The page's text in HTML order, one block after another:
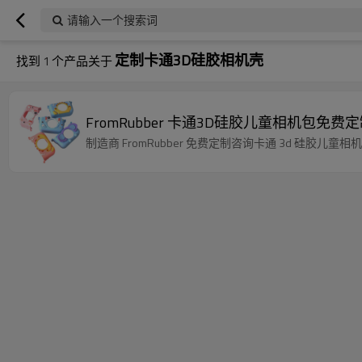
请输入一个搜索词
找到 1 个产品关于定制卡通3D硅胶相机壳
FromRubber 卡通3D硅胶儿童相机包免费
制造商 FromRubber 免费定制咨询卡通 3d 硅胶儿童相